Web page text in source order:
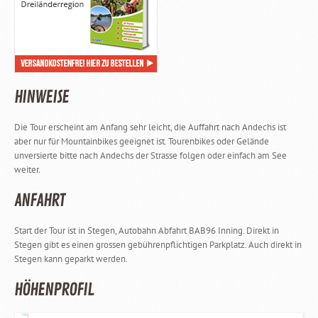
HINWEISE
Die Tour erscheint am Anfang sehr leicht, die Auffahrt nach Andechs ist
aber nur für Mountainbikes geeignet ist. Tourenbikes oder Gelände
unversierte bitte nach Andechs der Strasse folgen oder einfach am See
weiter.
ANFAHRT
Start der Tour ist in Stegen, Autobahn Abfahrt BAB96 Inning. Direkt in
Stegen gibt es einen grossen gebührenpflichtigen Parkplatz. Auch direkt in
Stegen kann geparkt werden.
HÖHENPROFIL